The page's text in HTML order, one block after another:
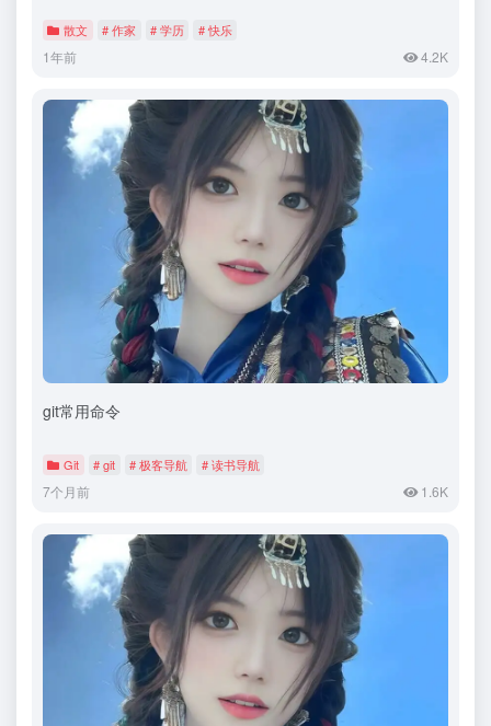
散文 # 作家 # 学历 # 快乐
1年前 4.2K
git常用命令
Git # git # 极客导航 # 读书导航
7个月前 1.6K